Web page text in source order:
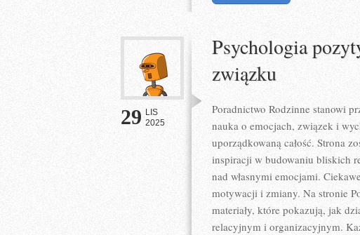
29 LIS
2025
Psychologia
związku
Poradnictwo Rodzinne stanowi
nauka o emocjach, związek i
uporządkowaną całość. Strona
inspiracji w budowaniu bliskich
nad własnymi emocjami.
motywacji i zmiany. Na stronie
materiały, które pokazują, jak
relacyjnym i organizacyjnym.